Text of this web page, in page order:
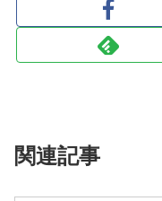
関連記事